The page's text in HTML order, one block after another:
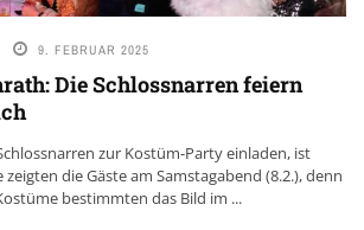
9. FEBRUAR 2025
Die Schlossnarren feiern
zur Kostüm-Party einladen, ist
zeigten die Gäste am Samstagabend (8.2.), denn
bestimmten das Bild im ...